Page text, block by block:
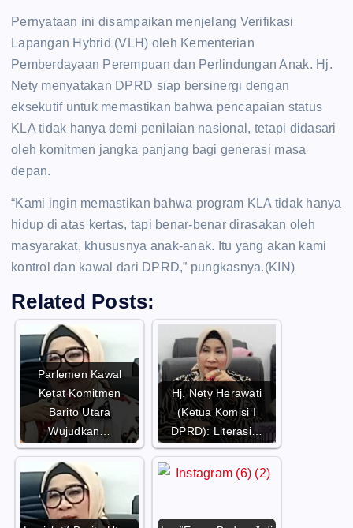
Pernyataan ini disampaikan menjelang Verifikasi
Lapangan Hybrid (VLH) oleh Kementerian
Pemberdayaan Perempuan dan Perlindungan Anak. Hj.
Nety menyatakan DPRD siap bersinergi dengan
eksekutif untuk memastikan bahwa pencapaian status
KLA tidak hanya demi penilaian nasional, tetapi didasari
oleh komitmen jangka panjang bagi generasi masa
depan.
“Kami ingin memastikan bahwa program KLA tidak hanya
hidup di atas kertas, tapi benar-benar dirasakan oleh
masyarakat, khususnya anak-anak. Itu yang akan kami
kontrol dan kawal dari DPRD,” pungkasnya.(KIN)
Related Posts:
Parlemen Kawal
Ketat Komitmen
Barito Utara
Wujudkan…
Hj. Nety Herawati
(Ketua Komisi I
DPRD): Literasi…